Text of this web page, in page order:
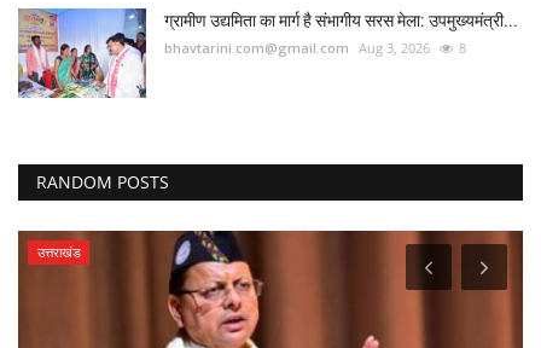
ग्रामीण उद्यमिता का मार्ग है संभागीय सरस मेला: उपमुख्यमंत्री...
bhavtarini.com@gmail.com Aug 3, 2026 8
RANDOM POSTS
उत्तराखंड